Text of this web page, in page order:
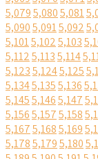
5,0795,0805,081
5,0905,0915,092
5,1015,1025,103
5,1125,1135,114
5,1235,1245,125
5,1345,1355,136
5,1455,1465,147
5,1565,1575,158
5,1675,1685,169
5,1785,1795,180